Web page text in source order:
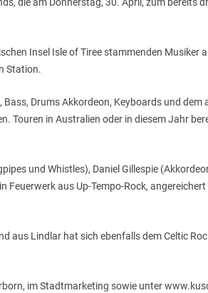
die am Donnerstag, 30. April, zum bereits
Insel Isle of Tiree stammenden Musiker
Station.
Drums Akkordeon, Keyboards und dem
Touren in Australien oder in diesem Jahr
und Whistles), Daniel Gillespie
Feuerwerk aus Up-Tempo-Rock,
aus Lindlar hat sich ebenfalls dem Celtic
im Stadtmarketing sowie unter